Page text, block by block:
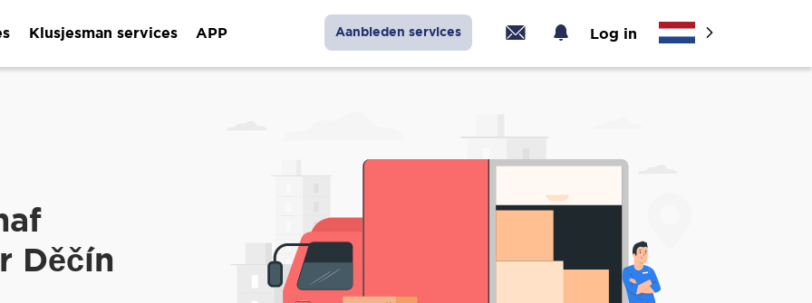
Klusjesman services APP Aanbieden services Log in
Děčín